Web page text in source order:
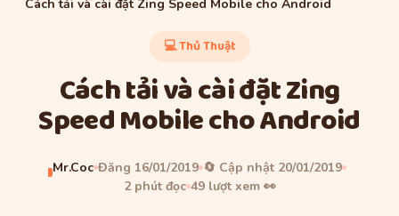
Cách tải và cài đặt Zing Speed Mobile cho Android
💻 Thủ Thuật
Cách tải và cài đặt Zing
Speed Mobile cho Android
Mr.Coc Đăng 16/01/2019 🔄 Cập nhật 20/01/2019
2 phút đọc 49 lượt xem 👀